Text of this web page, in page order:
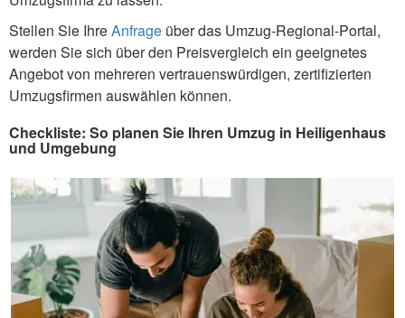
Stellen Sie IhreAnfrage über das Umzug-Regional-Portal,
werden Sie sich über den Preisvergleich ein geeignetes
Angebot von mehreren vertrauenswürdigen, zertifizierten
Umzugsfirmen auswählen können.
Checkliste: So planen Sie Ihren Umzug in Heiligenhaus
und Umgebung